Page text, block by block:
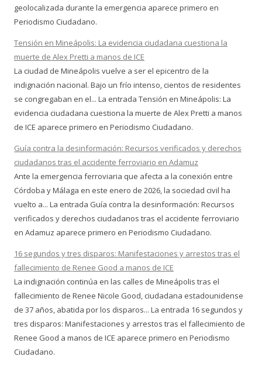
geolocalizada durante la emergencia aparece primero en
Periodismo Ciudadano.
Tensión en Mineápolis: La evidencia ciudadana cuestiona la
muerte de Alex Pretti a manos de ICE
La ciudad de Mineápolis vuelve a ser el epicentro de la
indignación nacional. Bajo un frío intenso, cientos de residentes
se congregaban en el... La entrada Tensión en Mineápolis: La
evidencia ciudadana cuestiona la muerte de Alex Pretti a manos
de ICE aparece primero en Periodismo Ciudadano.
Guía contra la desinformación: Recursos verificados y derechos
ciudadanos tras el accidente ferroviario en Adamuz
Ante la emergencia ferroviaria que afecta a la conexión entre
Córdoba y Málaga en este enero de 2026, la sociedad civil ha
vuelto a... La entrada Guía contra la desinformación: Recursos
verificados y derechos ciudadanos tras el accidente ferroviario
en Adamuz aparece primero en Periodismo Ciudadano.
16 segundos y tres disparos: Manifestaciones y arrestos tras el
fallecimiento de Renee Good a manos de ICE
La indignación continúa en las calles de Mineápolis tras el
fallecimiento de Renee Nicole Good, ciudadana estadounidense
de 37 años, abatida por los disparos... La entrada 16 segundos y
tres disparos: Manifestaciones y arrestos tras el fallecimiento de
Renee Good a manos de ICE aparece primero en Periodismo
Ciudadano.